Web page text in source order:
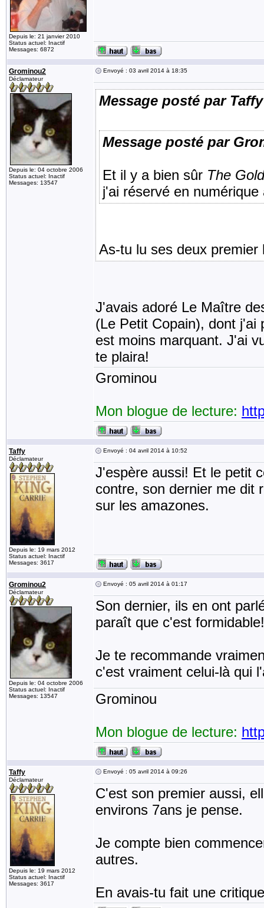
Depuis le: 21 janvier 2010
Status actuel: Inactif
Messages: 6872
Grominou2
Déclamateur
Depuis le: 04 octobre 2006
Status actuel: Inactif
Messages: 13547
Envoyé : 03 avril 2014 à 18:35
Message posté par Taffy
Message posté par
Et il y a bien sûr The
j'ai réservé en numérique
As-tu lu ses deux
J'avais adoré Le Maître
(Le Petit Copain), dont j'ai
est moins marquant. J'ai
te plaira!
Grominou
Mon blogue de lecture:
Taffy
Déclamateur
Depuis le: 19 mars 2012
Status actuel: Inactif
Messages: 3617
Envoyé : 04 avril 2014 à 10:52
J'espère aussi! Et le petit
contre, son dernier me dit
sur les amazones.
Grominou2
Déclamateur
Depuis le: 04 octobre 2006
Status actuel: Inactif
Messages: 13547
Envoyé : 05 avril 2014 à 01:17
Son dernier, ils en ont
paraît que c'est formidable!
Je te recommande
c'est vraiment celui-là qui
Grominou
Mon blogue de lecture:
Taffy
Déclamateur
Depuis le: 19 mars 2012
Status actuel: Inactif
Messages: 3617
Envoyé : 05 avril 2014 à 09:26
C'est son premier aussi,
environs 7ans je pense.
Je compte bien
autres.
En avais-tu fait une